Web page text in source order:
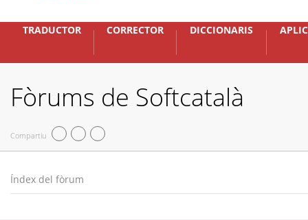
TRADUCTOR CORRECTOR DICCIONARIS
Fòrums de Softcatalà
Compartiu
Índex del fòrum